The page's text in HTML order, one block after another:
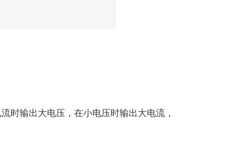
时输出大电压，在小电压时输出大电流，